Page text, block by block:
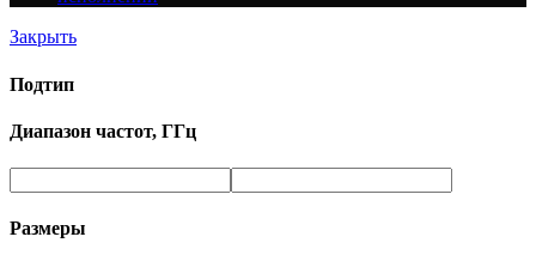
Закрыть
Подтип
Диапазон частот, ГГц
Размеры